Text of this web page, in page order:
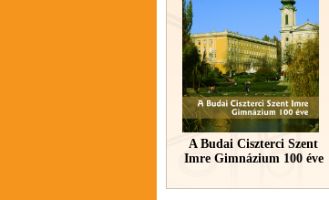
A Budai Ciszterci Szent
Imre Gimnázium 100 éve